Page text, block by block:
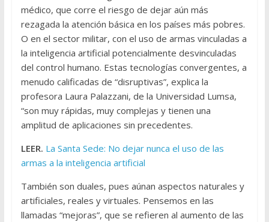
médico, que corre el riesgo de dejar aún más
rezagada la atención básica en los países más pobres.
O en el sector militar, con el uso de armas vinculadas a
la inteligencia artificial potencialmente desvinculadas
del control humano. Estas tecnologías convergentes, a
menudo calificadas de “disruptivas”, explica la
profesora Laura Palazzani, de la Universidad Lumsa,
“son muy rápidas, muy complejas y tienen una
amplitud de aplicaciones sin precedentes.
LEER. La Santa Sede: No dejar nunca el uso de las
armas a la inteligencia artificial
También son duales, pues aúnan aspectos naturales y
artificiales, reales y virtuales. Pensemos en las
llamadas “mejoras”, que se refieren al aumento de las